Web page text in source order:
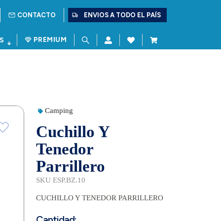
CONTACTO ENVIOS A TODO EL PAÍS
PREMIUM
Camping
Cuchillo Y
Tenedor
Parrillero
SKU ESP.BZ.10
CUCHILLO Y TENEDOR PARRILLERO